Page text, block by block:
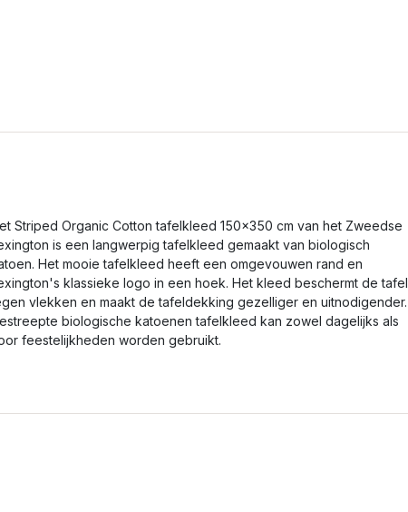
Striped Organic Cotton tafelkleed 150x350 cm van het Zweedse
is een langwerpig tafelkleed gemaakt van biologisch
Het mooie tafelkleed heeft een omgevouwen rand en
klassieke logo in een hoek. Het kleed beschermt de tafel
vlekken en maakt de tafeldekking gezelliger en uitnodigender.
biologische katoenen tafelkleed kan zowel dagelijks als
feestelijkheden worden gebruikt.